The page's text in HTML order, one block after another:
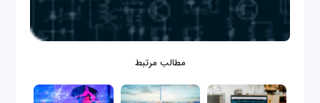
مطالب مرتبط